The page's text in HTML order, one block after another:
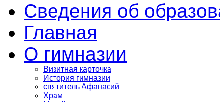
Сведения об
Главная
О гимназии
Визитная карточка
История гимназии
святитель Афанасий
Храм